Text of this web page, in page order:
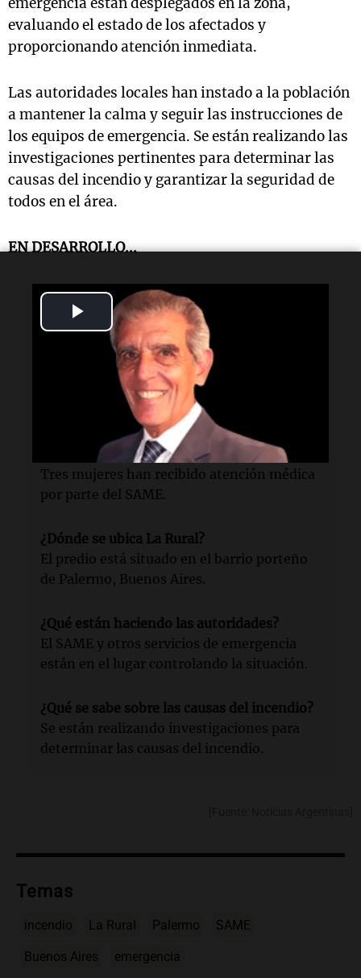
Play
Video
evaluando el estado de los afectados y
proporcionando atención inmediata.
Las autoridades locales han instado a la población
a mantener la calma y seguir las instrucciones de
los equipos de emergencia. Se están realizando las
investigaciones pertinentes para determinar las
causas del incendio y garantizar la seguridad de
todos en el área.
EN DESARROLLO...
Lectura rápida
¿Qué ocurrió en La Rural?
Se desató un incendio en el predio de La
Rural, provocando la autoevacuación de 60
¿Quiénes han recibido asistencia?
Tres mujeres han recibido atención médica
por parte del SAME.
¿Dónde se ubica La Rural?
El predio está situado en el barrio porteño
de Palermo, Buenos Aires.
¿Qué están haciendo las autoridades?
El SAME y otros servicios de emergencia
están en el lugar controlando la situación.
¿Qué se sabe sobre las causas del incendio?
Se están realizando investigaciones para
determinar las causas del incendio.
Temas
incendio La Rural Palermo SAME
Buenos Aires emergencia